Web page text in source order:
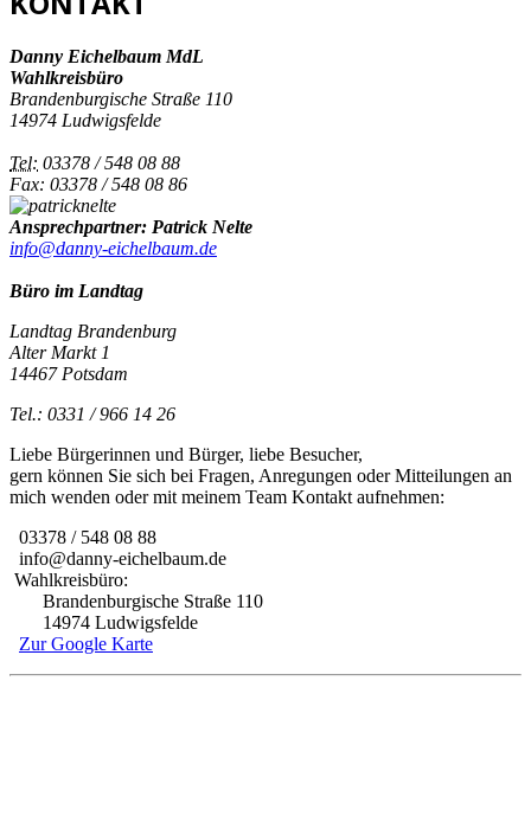
Danny Eichelbaum MdL
Wahlkreisbüro
Brandenburgische Straße 110
14974 Ludwigsfelde
Tel: 03378 / 548 08 88
Fax: 03378 / 548 08 86
Ansprechpartner: Patrick Nelte
info@danny-eichelbaum.de
Büro im Landtag
Landtag Brandenburg
Alter Markt 1
14467 Potsdam
Tel.: 0331 / 966 14 26
Liebe Bürgerinnen und Bürger, liebe Besucher,
gern können Sie sich bei Fragen, Anregungen oder Mitteilungen an
mich wenden oder mit meinem Team Kontakt aufnehmen:
03378 / 548 08 88
info@danny-eichelbaum.de
Wahlkreisbüro:
Brandenburgische Straße 110
14974 Ludwigsfelde
Zur Google Karte